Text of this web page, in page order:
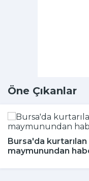
Öne Çıkanlar
Bursa'da
maymunundan